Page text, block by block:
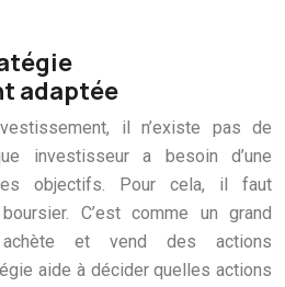
adaptée
il n’existe pas de
investisseur a besoin d’une
objectifs. Pour cela, il faut
C’est comme un grand
et vend des actions
aide à décider quelles actions